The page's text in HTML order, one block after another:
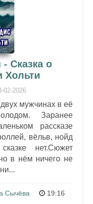
- Сказка о
Хольти
02-2026
мужчинах в её
Заранее
рассказе
вёльв, нойд
нет.Сюжет
в нём ничего не
Сычёва 19:16